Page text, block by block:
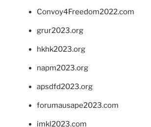
Convoy4Freedom2022.com
grur2023.org
hkhk2023.org
napm2023.org
apsdfd2023.org
forumausape2023.com
imkl2023.com